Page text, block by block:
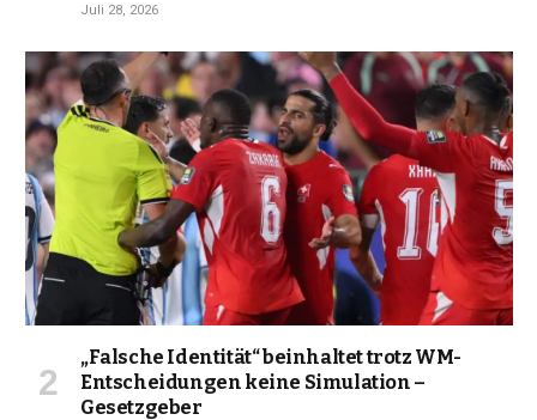
Juli 28, 2026
„Falsche Identität“ beinhaltet trotz WM-
Entscheidungen keine Simulation –
Gesetzgeber